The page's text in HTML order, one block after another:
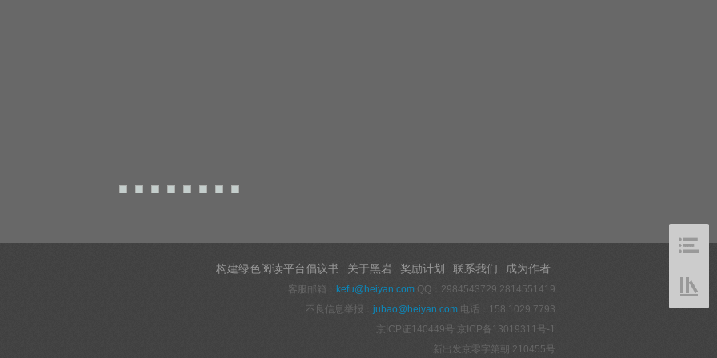
构建绿色阅读平台倡议书 关于黑岩 奖励计划 联系我们 成为作者
客服邮箱： kefu@heiyan.com QQ：2984543729 2814551419
不良信息举报： jubao@heiyan.com 电话：158 1029 7793
京ICP证140449号 京ICP备13019311号-1
新出发京零字第朝 210455号